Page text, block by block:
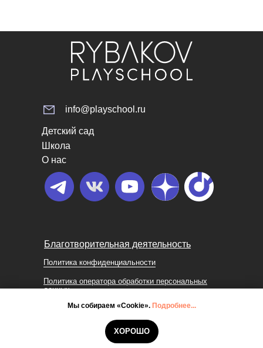
Мы собираем «Cookie». Подробнее...
ХОРОШО
защищены. 2025
info@playschool.ru
Детский сад
Школа
О нас
Благотворительная деятельность
Политика конфиденциальности
Политика оператора обработки персональных
данных